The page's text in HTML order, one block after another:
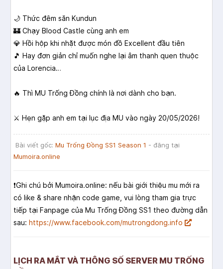
🌙 Thức đêm săn Kundun
🏰 Chạy Blood Castle cùng anh em
💎 Hồi hộp khi nhặt được món đồ Excellent đầu tiên
🎵 Hay đơn giản chỉ muốn nghe lại âm thanh quen thuộc
của Lorencia…
🔥 Thì MU Trống Đồng chính là nơi dành cho bạn.
⚔️ Hẹn gặp anh em tại lục địa MU vào ngày 20/05/2026!
Bài viết gốc: Mu Trống Đồng SS1 Season 1 - đăng tại
Mumoira.online
❗️Ghi chú bởi Mumoira.online: nếu bài giới thiệu mu mới ra
có like & share nhận code game, vui lòng tham gia trực
tiếp tại Fanpage của Mu Trống Đồng SS1 theo đường dẫn
sau: https://www.facebook.com/mutrongdong.info
LỊCH RA MẮT VÀ THÔNG SỐ SERVER MU TRỐNG